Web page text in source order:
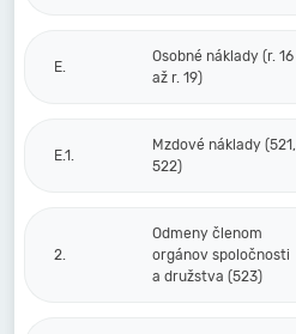
E.
Osobné náklady (r. 16
až r. 19)
E.1.
Mzdové náklady (521,
522)
2.
Odmeny členom
orgánov spoločnosti
a družstva (523)